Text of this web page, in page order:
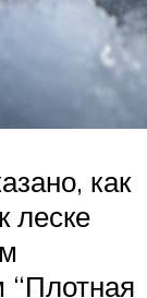
как
леске
“Плотная